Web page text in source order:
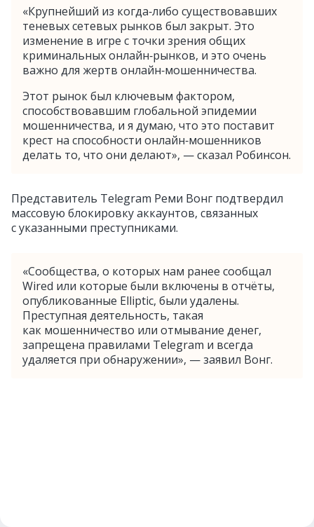
«Крупнейший из когда‑либо существовавших
теневых сетевых рынков был закрыт. Это
изменение в игре с точки зрения общих
криминальных онлайн‑рынков, и это очень
важно для жертв онлайн‑мошенничества.
Этот рынок был ключевым фактором,
способствовавшим глобальной эпидемии
мошенничества, и я думаю, что это поставит
крест на способности онлайн‑мошенников
делать то, что они делают», — сказал Робинсон.
Представитель Telegram Реми Вонг подтвердил
массовую блокировку аккаунтов, связанных
с указанными преступниками.
«Сообщества, о которых нам ранее сообщал
Wired или которые были включены в отчёты,
опубликованные Elliptic, были удалены.
Преступная деятельность, такая
как мошенничество или отмывание денег,
запрещена правилами Telegram и всегда
удаляется при обнаружении», — заявил Вонг.